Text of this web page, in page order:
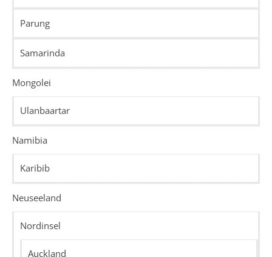
Parung
Samarinda
Mongolei
Ulanbaartar
Namibia
Karibib
Neuseeland
Nordinsel
Auckland